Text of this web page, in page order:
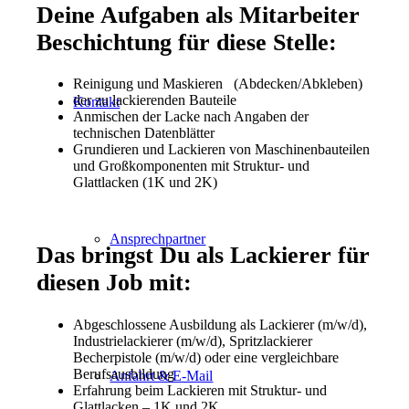
Kontakt
Ansprechpartner
Anfahrt & E-Mail
Deine Aufgaben als Mitarbeiter
Beschichtung für diese Stelle:
Reinigung und Maskieren (Abdecken/Abkleben)
der zu lackierenden Bauteile
Anmischen der Lacke nach Angaben der
technischen Datenblätter
Grundieren und Lackieren von Maschinenbauteilen
und Großkomponenten mit Struktur- und
Glattlacken (1K und 2K)
Das bringst Du als Lackierer für
diesen Job mit:
Abgeschlossene Ausbildung als Lackierer (m/w/d),
Industrielackierer (m/w/d), Spritzlackierer
Becherpistole (m/w/d) oder eine vergleichbare
Berufsausbildung
Erfahrung beim Lackieren mit Struktur- und